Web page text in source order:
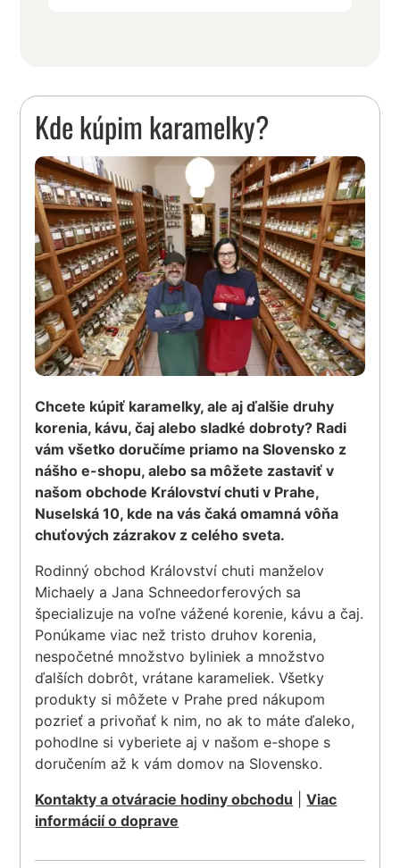
Kde kúpim karamelky?
Chcete kúpiť karamelky, ale aj ďalšie druhy
korenia, kávu, čaj alebo sladké dobroty? Radi
vám všetko doručíme priamo na Slovensko z
nášho e-shopu, alebo sa môžete zastaviť v
našom obchode Království chuti v Prahe,
Nuselská 10, kde na vás čaká omamná vôňa
chuťových zázrakov z celého sveta.
Rodinný obchod Království chuti manželov
Michaely a Jana Schneedorferových sa
špecializuje na voľne vážené korenie, kávu a čaj.
Ponúkame viac než tristo druhov korenia,
nespočetné množstvo byliniek a množstvo
ďalších dobrôt, vrátane karameliek. Všetky
produkty si môžete v Prahe pred nákupom
pozrieť a privoňať k nim, no ak to máte ďaleko,
pohodlne si vyberiete aj v našom e-shope s
doručením až k vám domov na Slovensko.
Kontakty a otváracie hodiny obchodu |Viac
informácií o doprave